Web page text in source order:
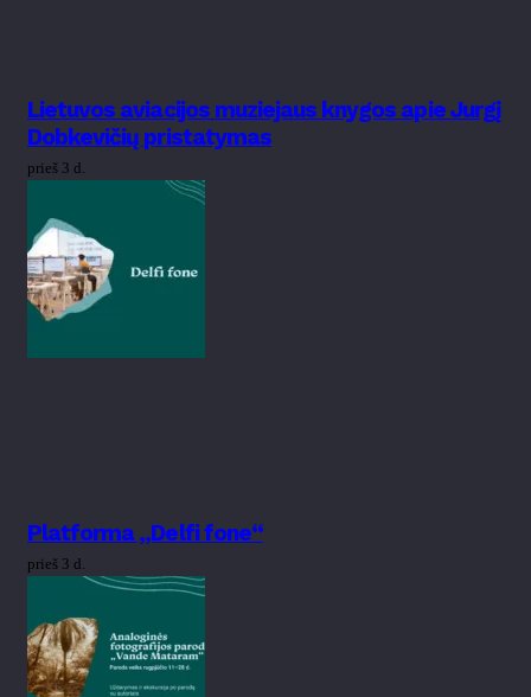
Lietuvos aviacijos muziejaus knygos apie Jurgį
Dobkevičių pristatymas
prieš 3 d.
Platforma „Delfi fone“
prieš 3 d.